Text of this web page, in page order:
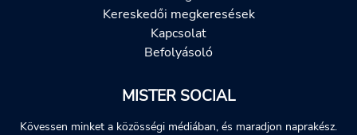
Kereskedői megkeresések
Kapcsolat
Befolyásoló
MISTER SOCIAL
Kövessen minket a közösségi médiában, és maradjon naprakész.